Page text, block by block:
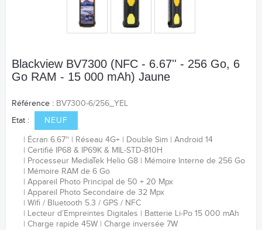
Blackview BV7300 (NFC - 6.67'' - 256 Go, 6
Go RAM - 15 000 mAh) Jaune
Référence : BV7300-6/256_YEL
Etat :
NEUF
Écran 6.67'' Réseau 4G+ Double Sim
Android 14
Certifié IP68 & IP69K & MIL-STD-810H
Processeur MediaTek Helio G8
Mémoire Interne de 256 Go
Mémoire RAM de 6 Go
Appareil Photo Principal de 50 + 20 Mpx
Appareil Photo Secondaire de 32 Mpx
Wifi / Bluetooth 5.3 / GPS / NFC
Lecteur d’Empreintes Digitales
Batterie Li-Po 15 000 mAh
Charge rapide 45W
Charge inversée 7W